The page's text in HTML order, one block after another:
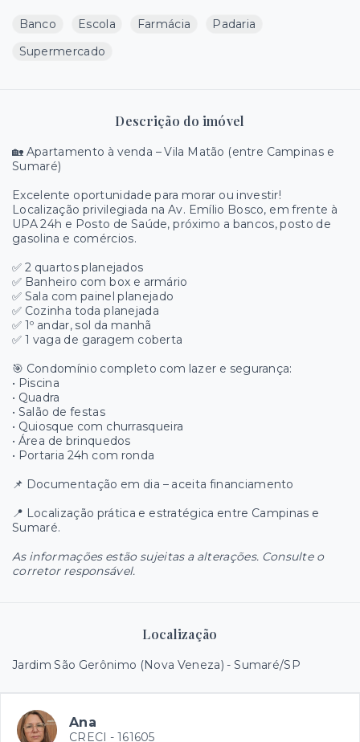
Banco Escola Farmácia
Padaria
Supermercado
Descrição do imóvel
🏡 Apartamento à venda – Vila Matão (entre Campinas e
Sumaré)
Excelente oportunidade para morar ou investir!
Localização privilegiada na Av. Emílio Bosco, em frente à
UPA 24h e Posto de Saúde, próximo a bancos, posto de
gasolina e comércios.
✅ 2 quartos planejados
✅ Banheiro com box e armário
✅ Sala com painel planejado
✅ Cozinha toda planejada
✅ 1º andar, sol da manhã
✅ 1 vaga de garagem coberta
🎯 Condomínio completo com lazer e segurança:
• Piscina
• Quadra
• Salão de festas
• Quiosque com churrasqueira
• Área de brinquedos
• Portaria 24h com ronda
📌 Documentação em dia – aceita financiamento
📍 Localização prática e estratégica entre Campinas e
Sumaré.
As informações estão sujeitas a alterações. Consulte o
corretor responsável.
Localização
Jardim São Gerônimo (Nova Veneza) - Sumaré/SP
Ana
CRECI - 161605